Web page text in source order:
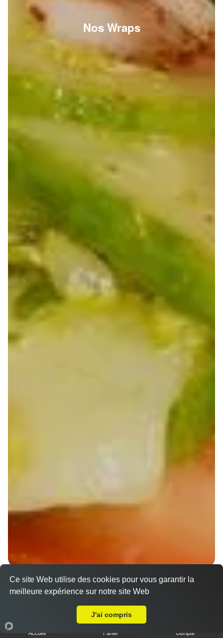
Nos Wraps
Wraps Chicken
8.50 €
Accueil Panier Compte
Ce site Web utilise des cookies pour vous garantir la
meilleure expérience sur notre site Web
J'ai compris